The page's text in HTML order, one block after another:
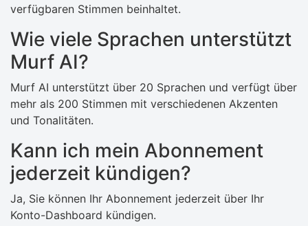
verfügbaren Stimmen beinhaltet.
Wie viele Sprachen unterstützt
Murf AI?
Murf AI unterstützt über 20 Sprachen und verfügt über
mehr als 200 Stimmen mit verschiedenen Akzenten
und Tonalitäten.
Kann ich mein Abonnement
jederzeit kündigen?
Ja, Sie können Ihr Abonnement jederzeit über Ihr
Konto-Dashboard kündigen.